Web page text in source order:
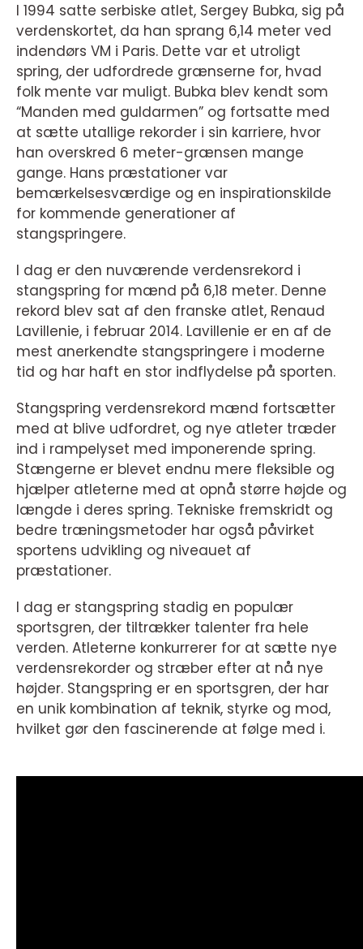
I 1994 satte serbiske atlet, Sergey Bubka, sig på
verdenskortet, da han sprang 6,14 meter ved
indendørs VM i Paris. Dette var et utroligt
spring, der udfordrede grænserne for, hvad
folk mente var muligt. Bubka blev kendt som
“Manden med guldarmen” og fortsatte med
at sætte utallige rekorder i sin karriere, hvor
han overskred 6 meter-grænsen mange
gange. Hans præstationer var
bemærkelsesværdige og en inspirationskilde
for kommende generationer af
stangspringere.
I dag er den nuværende verdensrekord i
stangspring for mænd på 6,18 meter. Denne
rekord blev sat af den franske atlet, Renaud
Lavillenie, i februar 2014. Lavillenie er en af de
mest anerkendte stangspringere i moderne
tid og har haft en stor indflydelse på sporten.
Stangspring verdensrekord mænd fortsætter
med at blive udfordret, og nye atleter træder
ind i rampelyset med imponerende spring.
Stængerne er blevet endnu mere fleksible og
hjælper atleterne med at opnå større højde og
længde i deres spring. Tekniske fremskridt og
bedre træningsmetoder har også påvirket
sportens udvikling og niveauet af
præstationer.
I dag er stangspring stadig en populær
sportsgren, der tiltrækker talenter fra hele
verden. Atleterne konkurrerer for at sætte nye
verdensrekorder og stræber efter at nå nye
højder. Stangspring er en sportsgren, der har
en unik kombination af teknik, styrke og mod,
hvilket gør den fascinerende at følge med i.